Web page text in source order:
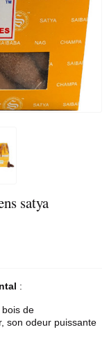
satya
:
de
son odeur puissante